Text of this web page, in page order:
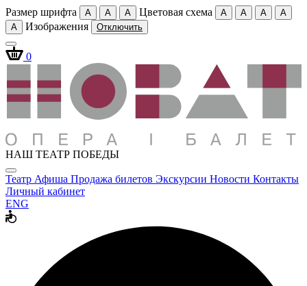
Размер шрифта A A A Цветовая схема A A A
A
A
Изображения Отключить
0
НАШ ТЕАТР ПОБЕДЫ
Театр Афиша Продажа билетов Экскурсии Новости Контакты
Личный кабинет
ENG